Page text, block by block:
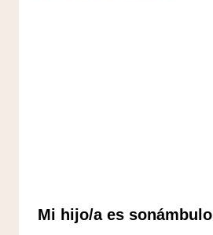
Mi hijo/a es sonámbulo